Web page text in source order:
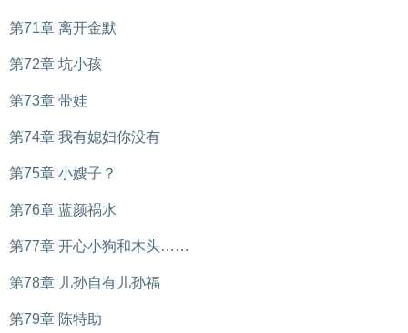
第71章 离开金默
第72章 坑小孩
第73章 带娃
第74章 我有媳妇你没有
第75章 小嫂子？
第76章 蓝颜祸水
第77章 开心小狗和木头……
第78章 儿孙自有儿孙福
第79章 陈特助